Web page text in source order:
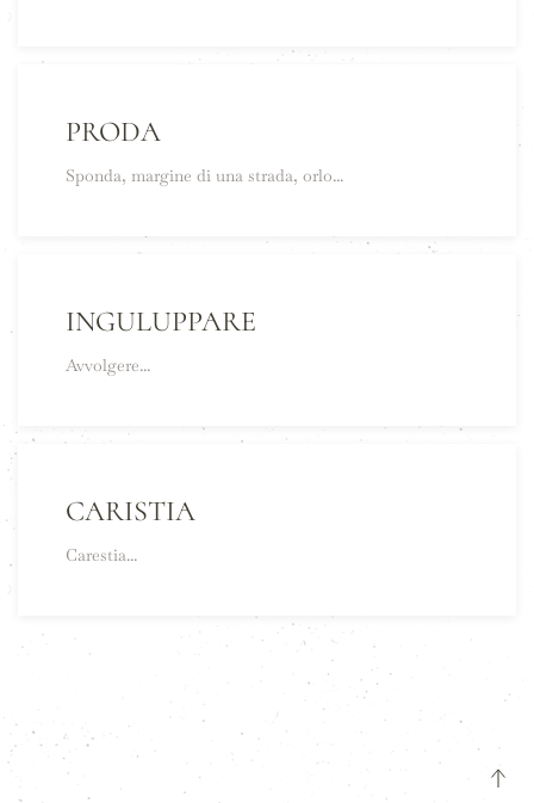
PRODA
Sponda, margine di una strada, orlo...
INGULUPPARE
Avvolgere...
CARISTIA
Carestia...